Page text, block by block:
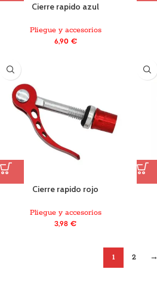
Cierre rapido azul
Pliegue y accesorios
6,90 €
Cierre rapido rojo
Pliegue y accesorios
3,98 €
1 2 →